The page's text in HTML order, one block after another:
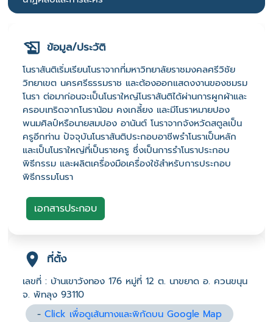
ข้อมูล/ประวัติ
โนราสันติเริ่มเรียนโนราจากที่มหาวิทยาลัยราชมงคลศรีวิชัย
วิทยาเขต นครศรีธรรมราช และต้องออกแสดงงานของชมรม
โนรา ต่อมาก่อนจะเป็นโนราใหญ่โนราสันติได้ผ่านการผูกผ้าและ
ครอบเทริดจากโนราน้อม คงเกลี้ยง และมีโนราหมายปอง
พนมศิลป์หรือนายสมปอง อานันต์ โนราจากจังหวัดสตูลเป็น
ครูอีกท่าน ปัจจุบันโนราสันติประกอบอาชีพรำโนราเป็นหลัก
และเป็นโนราใหญ่ที่เป็นราชครู ซึ่งเป็นการรำโนราประกอบ
พิธีกรรม และผลิตเครื่องมือเครื่องใช้สำหรับการประกอบ
พิธีกรรมโนรา
เอกสารประกอบ
ที่ตั้ง
เลขที่ : บ้านเขาวังทอง 176 หมู่ที่ 12 ต. นาขยาด อ. ควนขนุน
จ. พัทลุง 93110
-Click เพื่อดูเส้นทางและพิกัดบน Google Map